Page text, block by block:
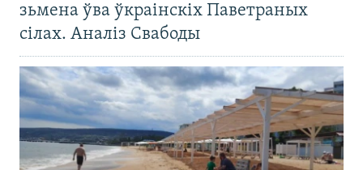
зьмена ўва ўкраінскіх Паветраных
сілах. Аналіз Свабоды